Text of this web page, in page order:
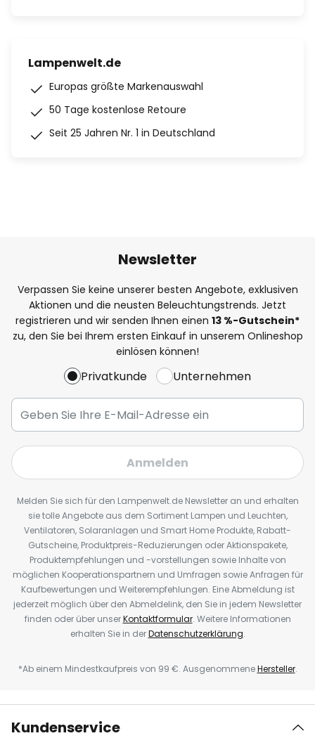
Lampenwelt.de
Europas größte Markenauswahl
50 Tage kostenlose Retoure
Seit 25 Jahren Nr. 1 in Deutschland
Newsletter
Verpassen Sie keine unserer besten Angebote, exklusiven
Aktionen und die neusten Beleuchtungstrends. Jetzt
registrieren und wir senden Ihnen einen 13 %-Gutschein*
zu, den Sie bei Ihrem ersten Einkauf in unserem Onlineshop
einlösen können!
Privatkunde Unternehmen
Anmelden
Melden Sie sich für den Lampenwelt.de Newsletter an und erhalten
sie tolle Angebote aus dem Sortiment Lampen und Leuchten,
Ventilatoren, Solaranlagen und Smart Home Produkte, Rabatt-
Gutscheine, Produktpreis-Reduzierungen oder Aktionspakete,
Produktempfehlungen und -vorstellungen sowie Inhalte von
möglichen Kooperationspartnern und Umfragen sowie Anfragen für
Kaufbewertungen und Weiterempfehlungen. Eine Abmeldung ist
jederzeit möglich über den Abmeldelink, den Sie in jedem Newsletter
finden oder über unserKontaktformular. Weitere Informationen
erhalten Sie in derDatenschutzerklärung.
*Ab einem Mindestkaufpreis von 99 €. AusgenommeneHersteller.
Kundenservice